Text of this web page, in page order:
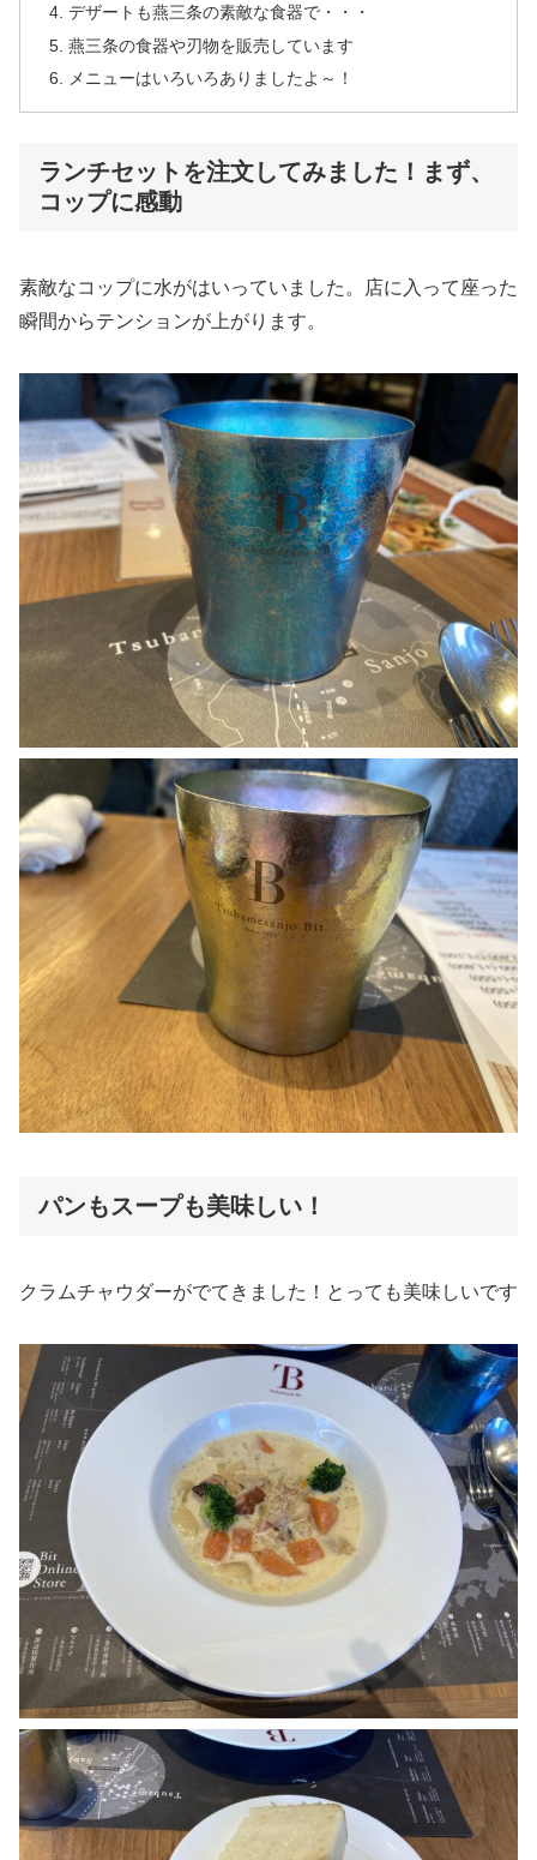
デザートも燕三条の素敵な食器で・・・
燕三条の食器や刃物を販売しています
メニューはいろいろありましたよ～！
ランチセットを注文してみました！まず、
コップに感動
素敵なコップに水がはいっていました。店に入って座った
瞬間からテンションが上がります。
パンもスープも美味しい！
クラムチャウダーがでてきました！とっても美味しいです